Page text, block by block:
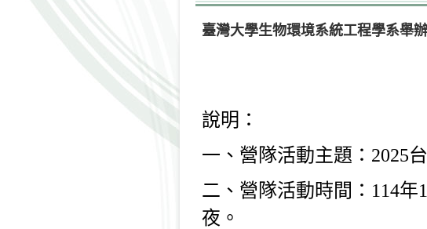
臺灣大學生物環境系統工程學系舉
說明：
一、營隊活動主題：2025
二、營隊活動時間：114年
夜。